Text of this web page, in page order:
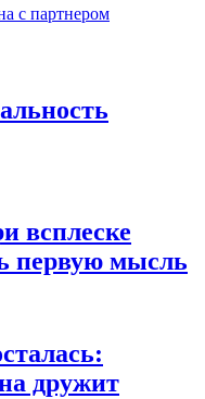
с партнером
всплеске
первую мысль
дружит